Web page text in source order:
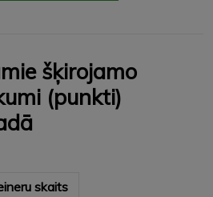
šķirojamo
(punkti)
skaits